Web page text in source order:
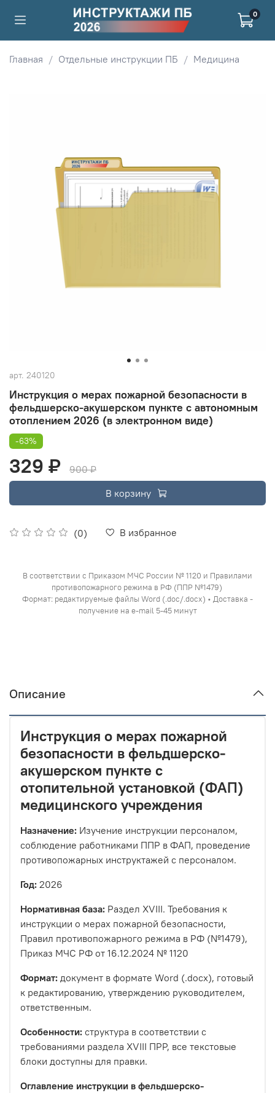
0
Главная Отдельные инструкции ПБ Медицина
арт. 240120
Инструкция о мерах пожарной безопасности в
фельдшерско-акушерском пункте с автономным
отоплением 2026 (в электронном виде)
(0) В избранное
-63%
329 ₽
900 ₽
В корзину
В соответствии с Приказом МЧС России № 1120 и Правилами
противопожарного режима в РФ (ППР №1479)
Формат: редактируемые файлы Word (.doc/.docx) • Доставка -
получение на e-mail 5-45 минут
Описание
Инструкция о мерах пожарной
безопасности в фельдшерско-
акушерском пункте с
отопительной установкой (ФАП)
медицинского учреждения
Назначение: Изучение инструкции персоналом,
соблюдение работниками ППР в ФАП, проведение
противопожарных инструктажей с персоналом.
Год: 2026
Нормативная база: Раздел XVIII. Требования к
инструкции о мерах пожарной безопасности,
Правил противопожарного режима в РФ (№1479),
Приказ МЧС РФ от 16.12.2024 № 1120
Формат: документ в формате Word (.docx), готовый
к редактированию, утверждению руководителем,
ответственным.
Особенности: структура в соответствии с
требованиями раздела XVIII ПРР, все текстовые
блоки доступны для правки.
Оглавление инструкции в фельдшерско-